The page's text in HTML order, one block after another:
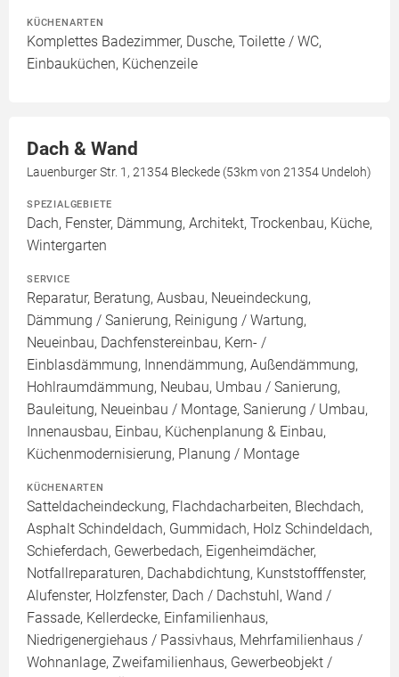
KÜCHENARTEN
Komplettes Badezimmer, Dusche, Toilette / WC,
Einbauküchen, Küchenzeile
Dach & Wand
Lauenburger Str. 1, 21354 Bleckede (53km von 21354 Undeloh)
SPEZIALGEBIETE
Dach, Fenster, Dämmung, Architekt, Trockenbau, Küche,
Wintergarten
SERVICE
Reparatur, Beratung, Ausbau, Neueindeckung,
Dämmung / Sanierung, Reinigung / Wartung,
Neueinbau, Dachfenstereinbau, Kern- /
Einblasdämmung, Innendämmung, Außendämmung,
Hohlraumdämmung, Neubau, Umbau / Sanierung,
Bauleitung, Neueinbau / Montage, Sanierung / Umbau,
Innenausbau, Einbau, Küchenplanung & Einbau,
Küchenmodernisierung, Planung / Montage
KÜCHENARTEN
Satteldacheindeckung, Flachdacharbeiten, Blechdach,
Asphalt Schindeldach, Gummidach, Holz Schindeldach,
Schieferdach, Gewerbedach, Eigenheimdächer,
Notfallreparaturen, Dachabdichtung, Kunststofffenster,
Alufenster, Holzfenster, Dach / Dachstuhl, Wand /
Fassade, Kellerdecke, Einfamilienhaus,
Niedrigenergiehaus / Passivhaus, Mehrfamilienhaus /
Wohnanlage, Zweifamilienhaus, Gewerbeobjekt /